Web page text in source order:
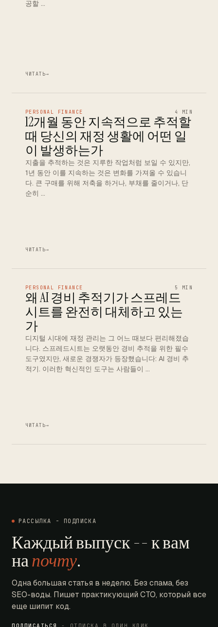
공할 …
ЧИТАТЬ→
PERSONAL FINANCE 4 MIN
12개월 동안 지속적으로 추적할
때 당신의 재정 생활에 어떤 일
이 발생하는가
지출을 추적하는 것은 지루한 작업처럼 보일 수 있지만,
1년 동안 이를 지속하는 것은 변화를 가져올 수 있습니
다. 큰 구매를 위해 저축을 하거나, 부채를 줄이거나, 단
순히 …
ЧИТАТЬ→
PERSONAL FINANCE 5 MIN
왜 AI 경비 추적기가 스프레드
시트를 완전히 대체하고 있는
가
디지털 시대에 재정 관리는 그 어느 때보다 편리해졌습
니다. 스프레드시트는 오랫동안 경비 추적을 위한 필수
도구였지만, 새로운 경쟁자가 등장했습니다: AI 경비 추
적기. 이러한 혁신적인 도구는 사람들이 …
ЧИТАТЬ→
РАССЫЛКА - ПОДПИСКА
Каждый выпуск -- к вам
напочту.
Одна большая статья в неделю. Без спама, без
SEO-воды. Пишет практикующий CTO, который все
еще шипит код.
ПОДПИСАТЬСЯ - ОТПИСКА В ОДИН КЛИК